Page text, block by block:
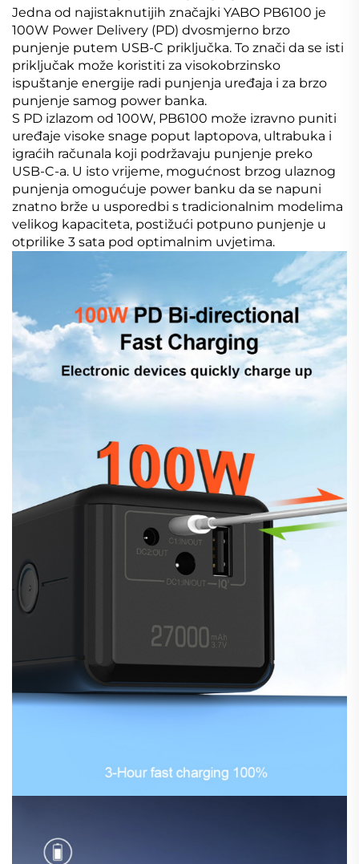
Jedna od najistaknutijih značajki YABO PB6100 je
100W Power Delivery (PD) dvosmjerno brzo
punjenje putem USB-C priključka. To znači da se isti
priključak može koristiti za visokobrzinsko
ispuštanje energije radi punjenja uređaja i za brzo
punjenje samog power banka.
S PD izlazom od 100W, PB6100 može izravno puniti
uređaje visoke snage poput laptopova, ultrabuka i
igraćih računala koji podržavaju punjenje preko
USB-C-a. U isto vrijeme, mogućnost brzog ulaznog
punjenja omogućuje power banku da se napuni
znatno brže u usporedbi s tradicionalnim modelima
velikog kapaciteta, postižući potpuno punjenje u
otprilike 3 sata pod optimalnim uvjetima.